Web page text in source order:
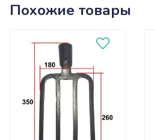
Похожие товары